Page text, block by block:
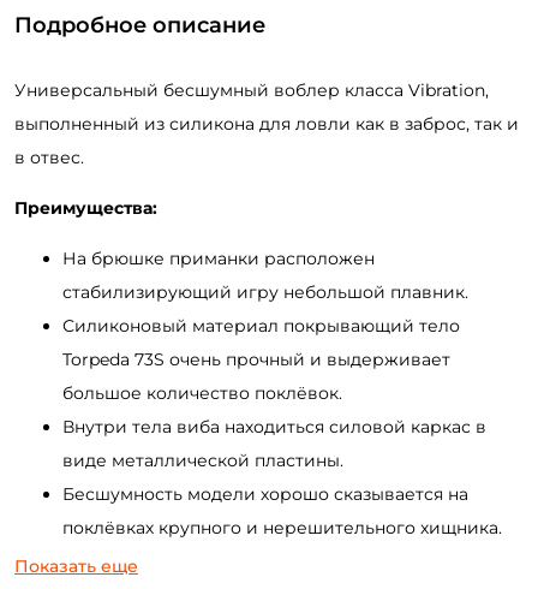
Подробное описание
Универсальный бесшумный воблер класса Vibration,
выполненный из силикона для ловли как в заброс, так и
в отвес.
Преимущества:
На брюшке приманки расположен
стабилизирующий игру небольшой плавник.
Силиконовый материал покрывающий тело
Torpeda 73S очень прочный и выдерживает
большое количество поклёвок.
Внутри тела виба находиться силовой каркас в
виде металлической пластины.
Бесшумность модели хорошо сказывается на
поклёвках крупного и нерешительного хищника.
Оснащение качественными тройниками и
Показать еще